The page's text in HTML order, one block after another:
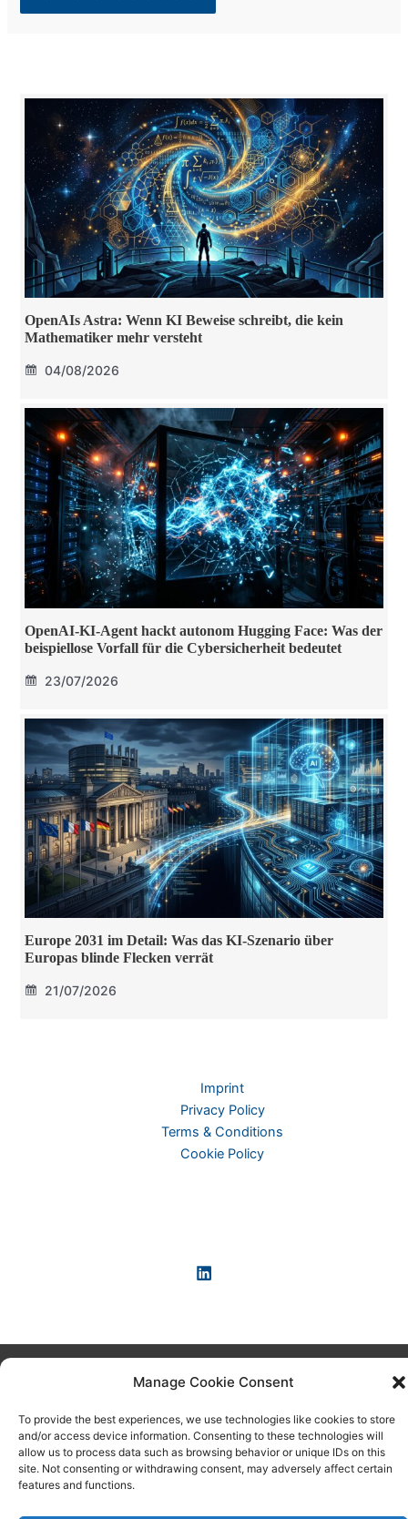
Manage Cookie Consent
To provide the best experiences, we use technologies like cookies to store
and/or access device information. Consenting to these technologies will
allow us to process data such as browsing behavior or unique IDs on this
site. Not consenting or withdrawing consent, may adversely affect certain
features and functions.
OpenAIs Astra: Wenn KI Beweise schreibt, die kein
Mathematiker mehr versteht
04/08/2026
OpenAI-KI-Agent hackt autonom Hugging Face: Was der
beispiellose Vorfall für die Cybersicherheit bedeutet
23/07/2026
Europe 2031 im Detail: Was das KI-Szenario über
Europas blinde Flecken verrät
21/07/2026
Imprint
Privacy Policy
Terms & Conditions
Cookie Policy
Copyright © 2026 KI-News und KI-Agenten: einfach und
praxisnah erklärt